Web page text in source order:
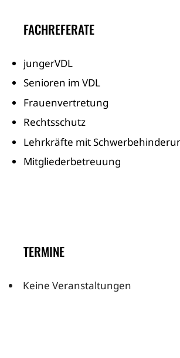
FACHREFERATE
jungerVDL
Senioren im VDL
Frauenvertretung
Rechtsschutz
Lehrkräfte mit
Mitgliederbetreuung
TERMINE
Keine Veranstaltungen